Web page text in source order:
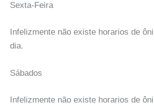
Sexta-Feira
Infelizmente não existe horarios de
dia.
Sábados
Infelizmente não existe horarios de